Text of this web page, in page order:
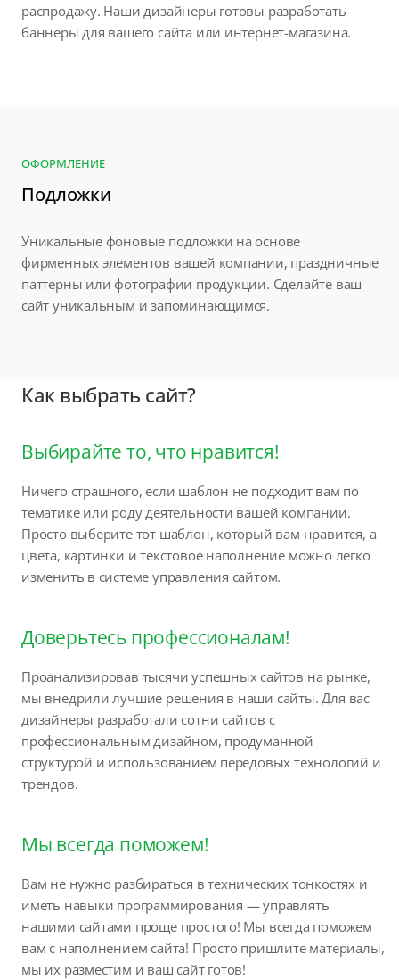
распродажу. Наши дизайнеры готовы разработать
баннеры для вашего сайта или интернет-магазина.
ОФОРМЛЕНИЕ
Подложки
Уникальные фоновые подложки на основе
фирменных элементов вашей компании, праздничные
паттерны или фотографии продукции. Сделайте ваш
сайт уникальным и запоминающимся.
Как выбрать сайт?
Выбирайте то, что нравится!
Ничего страшного, если шаблон не подходит вам по
тематике или роду деятельности вашей компании.
Просто выберите тот шаблон, который вам нравится, а
цвета, картинки и текстовое наполнение можно легко
изменить в системе управления сайтом.
Доверьтесь профессионалам!
Проанализировав тысячи успешных сайтов на рынке,
мы внедрили лучшие решения в наши сайты. Для вас
дизайнеры разработали сотни сайтов с
профессиональным дизайном, продуманной
структурой и использованием передовых технологий и
трендов.
Мы всегда поможем!
Вам не нужно разбираться в технических тонкостях и
иметь навыки программирования — управлять
нашими сайтами проще простого! Мы всегда поможем
вам с наполнением сайта! Просто пришлите материалы,
мы их разместим и ваш сайт готов!